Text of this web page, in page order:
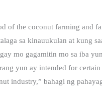
of the coconut farming and
sa kinauukulan at kung
mo gagamitin mo sa iba
yun ay intended for
industry,” bahagi ng